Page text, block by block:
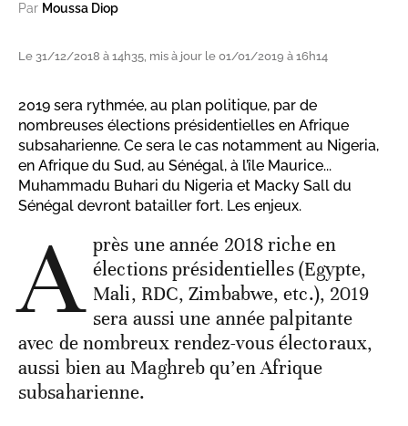
Par Moussa Diop
Le 31/12/2018 à 14h35, mis à jour le 01/01/2019 à 16h14
2019 sera rythmée, au plan politique, par de
nombreuses élections présidentielles en Afrique
subsaharienne. Ce sera le cas notamment au Nigeria,
en Afrique du Sud, au Sénégal, à l’île Maurice...
Muhammadu Buhari du Nigeria et Macky Sall du
Sénégal devront batailler fort. Les enjeux.
A près une année 2018 riche en
élections présidentielles (Egypte,
Mali, RDC, Zimbabwe, etc.), 2019
sera aussi une année palpitante
avec de nombreux rendez-vous électoraux,
aussi bien au Maghreb qu’en Afrique
subsaharienne.